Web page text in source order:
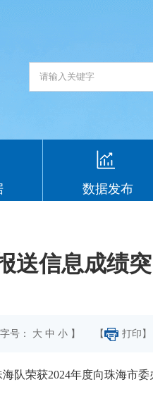
数据发布
送信息成绩
字号： 大 中 小 】 【 打印】
队荣获2024年度向珠海市